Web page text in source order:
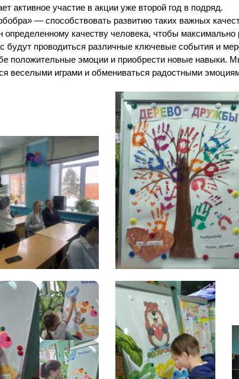
активное участие в акции уже второй год в подряд.
— способствовать развитию таких важных
определенному качеству человека, чтобы максимально
будут проводиться различные ключевые события и
положительные эмоции и приобрести новые
веселыми играми и обмениваться радостными